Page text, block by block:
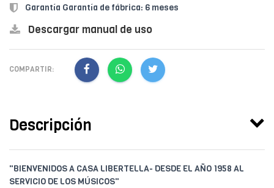
Garantía Garantía de fábrica: 6 meses
Descargar manual de uso
COMPARTIR:
Descripción
"BIENVENIDOS A CASA LIBERTELLA- DESDE EL AÑO 1958 AL
SERVICIO DE LOS MÚSICOS"